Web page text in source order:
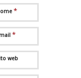
*
*
web